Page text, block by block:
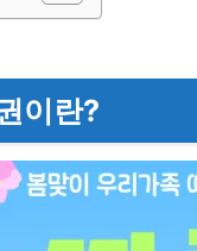
이란?